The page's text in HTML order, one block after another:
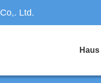
Ltd.
Haus